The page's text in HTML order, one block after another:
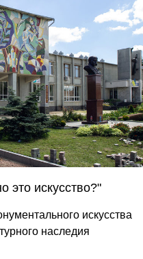
это искусство?"
искусства
наследия